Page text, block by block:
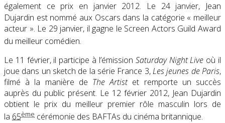
également ce prix en janvier 2012. Le 24 janvier, Jean
Dujardin est nommé aux Oscars dans la catégorie « meilleur
acteur ». Le 29 janvier, il gagne le Screen Actors Guild Award
du meilleur comédien.
Le 11 février, il participe à l’émission Saturday Night Live où il
joue dans un sketch de la série France 3,Les jeunes de Paris,
filmé à la manière de The Artistet remporte un succès
auprès du public présent. Le 12 février 2012, Jean Dujardin
obtient le prix du meilleur premier rôle masculin lors de
la 65ème cérémonie des BAFTAs du cinéma britannique.